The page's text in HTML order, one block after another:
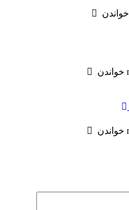
خواندن
خواندن
خواندن